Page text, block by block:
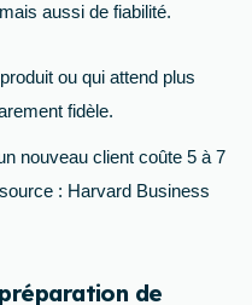
aussi de fiabilité.
ou qui attend plus
fidèle.
nouveau client coûte 5 à 7
: Harvard Business
de